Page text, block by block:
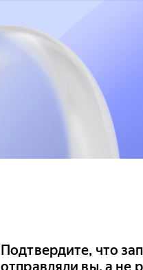
Подтвердите, что
отправляли вы, а не